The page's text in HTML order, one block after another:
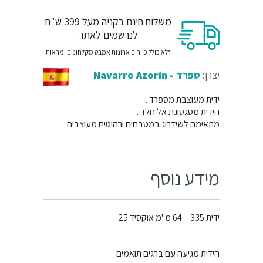
משלוח חינם בקניה מעל 399 ש"ח
לנרשמים לאתר
*לא כולל כיורים ארונות אמבט מקלחונים ומראות
יצרן: ספרד - Navarro Azorin
ידית מעוצבת מספרד .
הידית מסגסוגת אל חלד .
מתאימה לשידרוג במטבחים ורהיטים מעוצבים.
מידע נוסף
ידית 335 – 64 מ"מ אוקסיד 25
הידית מגיעה עם ברגים תואמים